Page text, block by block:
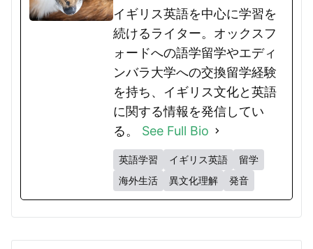
イギリス英語を中心に学習を
続けるライター。オックスフ
ォードへの語学留学やエディ
ンバラ大学への交換留学経験
を持ち、イギリス文化と英語
に関する情報を発信してい
る。 See Full Bio
英語学習 イギリス英語
留学
海外生活
異文化理解 発音